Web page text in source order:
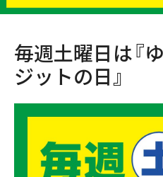
毎週土曜日は『
ジットの日』